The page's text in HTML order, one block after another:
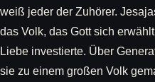
weiß jeder der Zuhörer.
das Volk, das Gott sich
Liebe investierte. Über
sie zu einem großen Volk